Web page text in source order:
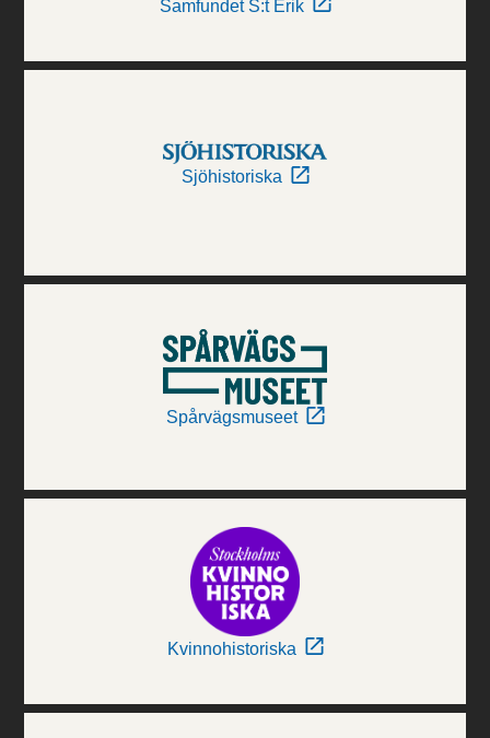
Samfundet S:t Erik
Sjöhistoriska
Spårvägsmuseet
Kvinnohistoriska